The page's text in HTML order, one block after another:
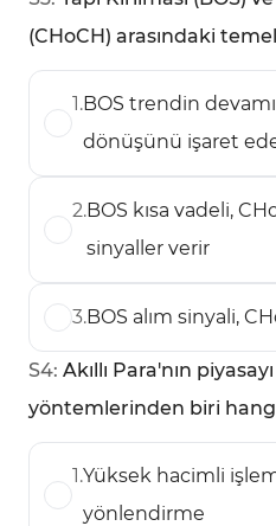
(CHoCH) arasındaki
1.BOS trendin
dönüşünü işaret
2.BOS kısa vadeli,
sinyaller verir
3.BOS alım sinyali,
S4: Akıllı Para'nın
yöntemlerinden biri
1.Yüksek hacimli
yönlendirme